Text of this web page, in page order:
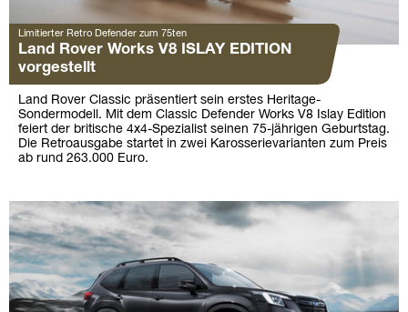
Limitierter Retro Defender zum 75ten
Land Rover Works V8 ISLAY EDITION
vorgestellt
Land Rover Classic präsentiert sein erstes Heritage-
Sondermodell. Mit dem Classic Defender Works V8 Islay Edition
feiert der britische 4x4-Spezialist seinen 75-jährigen Geburtstag.
Die Retroausgabe startet in zwei Karosserievarianten zum Preis
ab rund 263.000 Euro.